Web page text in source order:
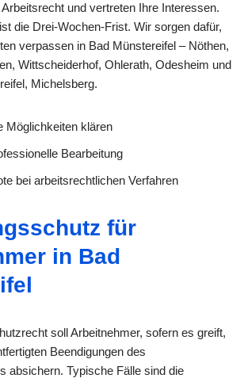
und vertreten Ihre Interessen.
die Drei-Wochen-Frist. Wir sorgen dafür,
verpassen in Bad Münstereifel – Nöthen,
Wittscheiderhof, Ohlerath, Odesheim und
Michelsberg.
Möglichkeiten klären
Bearbeitung
bei arbeitsrechtlichen Verfahren
für
in Bad
soll Arbeitnehmer, sofern es greift,
Beendigungen des
absichern. Typische Fälle sind die